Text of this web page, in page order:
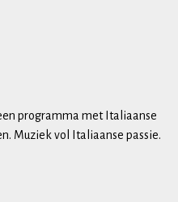
programma met Italiaanse
Muziek vol Italiaanse passie.